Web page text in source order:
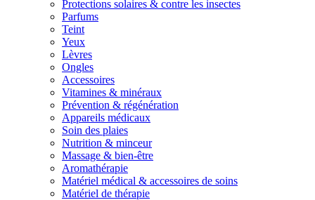
Protections solaires & contre les insectes
Parfums
Teint
Yeux
Lèvres
Ongles
Accessoires
Vitamines & minéraux
Prévention & régénération
Appareils médicaux
Soin des plaies
Nutrition & minceur
Massage & bien-être
Aromathérapie
Matériel médical & accessoires de soins
Matériel de thérapie